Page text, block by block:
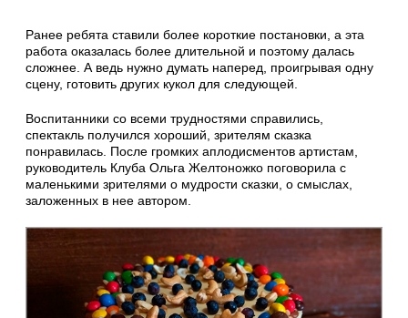
Ранее ребята ставили более короткие постановки, а эта
работа оказалась более длительной и поэтому далась
сложнее. А ведь нужно думать наперед, проигрывая одну
сцену, готовить других кукол для следующей.
Воспитанники со всеми трудностями справились,
спектакль получился хороший, зрителям сказка
понравилась. После громких аплодисментов артистам,
руководитель Клуба Ольга Желтоножко поговорила с
маленькими зрителями о мудрости сказки, о смыслах,
заложенных в нее автором.